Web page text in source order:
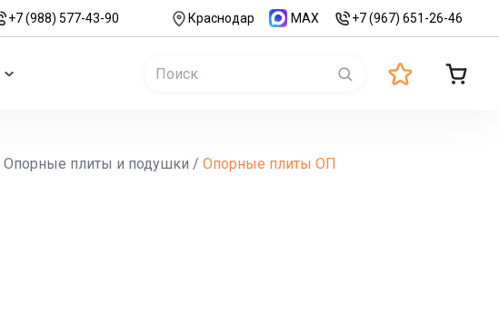
+7 (988) 577-43-90 Краснодар MAX +7 (967) 651-26-46
Опорные плиты и подушки / Опорные плиты ОП